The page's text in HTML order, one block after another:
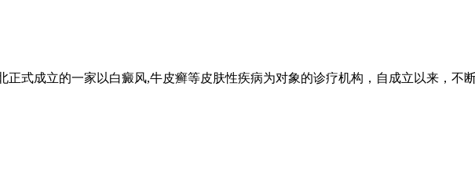
正式成立的一家以白癜风,牛皮癣等皮肤性疾病为对象的诊疗机构，自成立以来，不